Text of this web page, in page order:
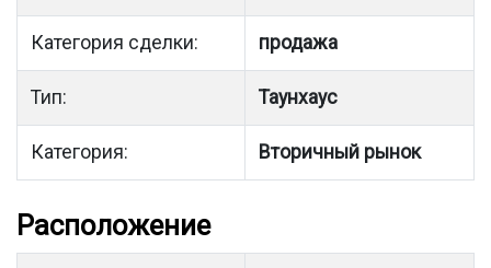
Категория сделки: продажа
Тип: Таунхаус
Категория: Вторичный рынок
Расположение